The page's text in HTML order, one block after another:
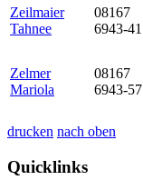
Zeilmaier
Tahnee
08167
6943-41
Zelmer
Mariola
08167
6943-57
drucken nach oben
Quicklinks